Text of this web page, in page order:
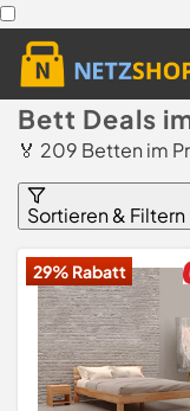
Bett Deals
🏅 209 Betten im
Sortieren & Filtern
29% Rabatt